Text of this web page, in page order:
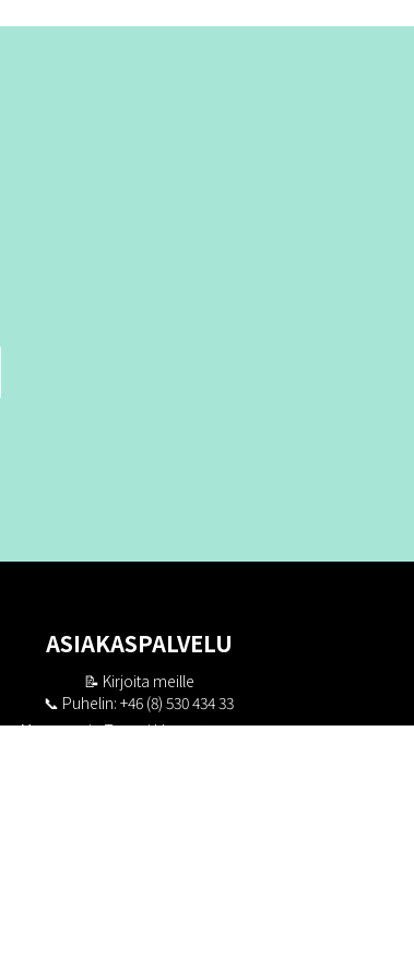
ASIAKASPALVELU
📝 Kirjoita meille
📞 Puhelin: +46 (8) 530 434 33
Maanantai - Torstai klo 10.00 - 17.00